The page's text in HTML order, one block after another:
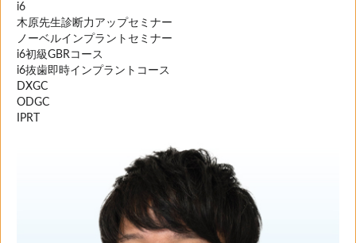
i6
木原先生診断力アップセミナー
ノーベルインプラントセミナー
i6初級GBRコース
i6抜歯即時インプラントコース
DXGC
ODGC
IPRT